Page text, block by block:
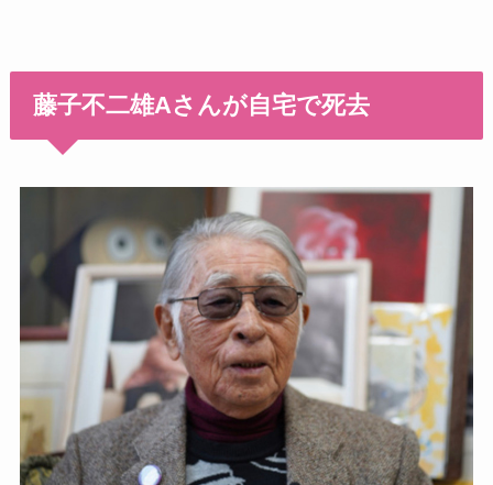
藤子不二雄Aさんが自宅で死去